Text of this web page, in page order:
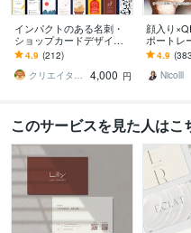
インパクトのある名刺・
ショップカードデザイン
します オプションで印
刷・郵送まで！Canva納
品無料だから編集可◎
4.9 (212)
クリエイターズアパートメントチーム
4,000 円
顔入り
ポートレ
ます イン
フリーの
メ ポー
4.9
Nicolll
このサービスを見た人は